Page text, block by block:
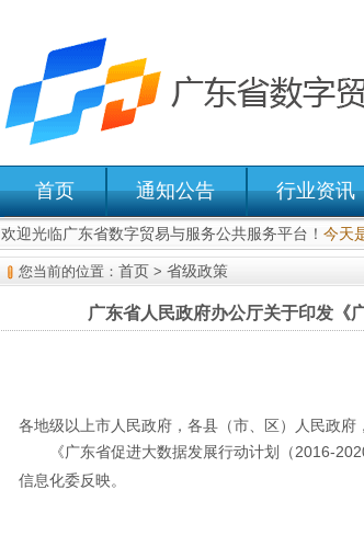
首页 通知公告 行业资讯
欢迎光临广东省数字贸易与服务公共服务平台！ 今天
您当前的位置： 首页 > 省级政策
广东省人民政府办公厅关于印发《
各地级以上市人民政府，各县（市、区）人民政府
《广东省促进大数据发展行动计划（2016-
信息化委反映。